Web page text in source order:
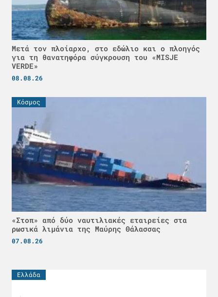
Μετά τον πλοίαρχο, στο εδώλιο και ο πλοηγός
για τη θανατηφόρα σύγκρουση του «MISJE
VERDE»
08.08.26
Κόσμος
«Στοπ» από δύο ναυτιλιακές εταιρείες στα
ρωσικά λιμάνια της Μαύρης Θάλασσας
07.08.26
Ελλάδα